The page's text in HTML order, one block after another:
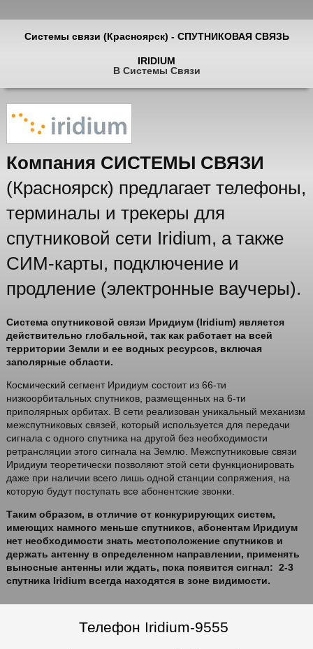
Системы связи (Красноярск) - СПУТНИКОВАЯ СВЯЗЬ
IRIDIUM
В Системы Связи
Компания СИСТЕМЫ СВЯЗИ
(Красноярск) предлагает телефоны,
терминалы и трекеры для
спутниковой сети Iridium, а также
СИМ-карты, подключение и
продление (электронные ваучеры).
Система спутниковой связи Иридиум (Iridium) является
действительно глобальной, так как работает на всей
территории Земли и ее водных ресурсов, включая
заполярные области.
Космический сегмент Иридиум состоит из 66-ти
низкоорбитальных спутников, размещенных на 6-ти
приполярных орбитах. В сети реализован уникальный механизм
межспутниковых связей, который используется для передачи
сигнала с одного спутника на другой без необходимости
ретрансляции этого сигнала на Землю. Межспутниковые связи
Иридиум теоретически позволяют этой сети функционировать
даже при наличии всего лишь одной станции сопряжения, на
которую будут поступать все абонентские звонки.
Таким образом, в отличие от конкурирующих систем,
имеющих намного меньше спутников, абонентам Иридиум
нет необходимости знать местоположение спутников и
держать антенну в определенном направлении, применять
выносные антенны или ждать, пока появится сигнал: 2-3
спутника Iridium всегда находятся в зоне видимости.
Телефон Iridium-9555